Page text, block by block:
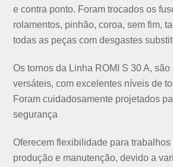
e contra ponto. Foram trocados os
rolamentos, pinhão, coroa, sem fim,
todas as peças com desgastes
Os tornos da Linha ROMI S 30 A, são
versáteis, com excelentes níveis de
Foram cuidadosamente projetados
segurança
Oferecem flexibilidade para trabalhos
produção e manutenção, devido a